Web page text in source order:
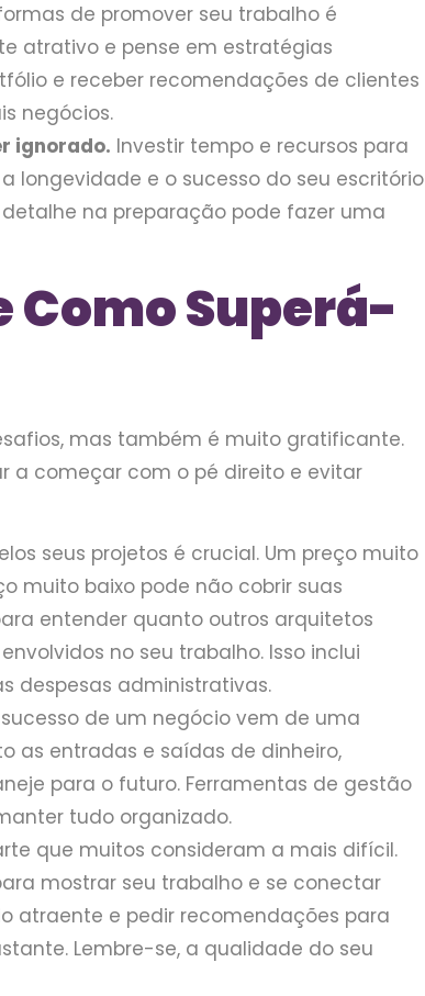
de promover seu trabalho é
atrativo e pense em estratégias
e receber recomendações de clientes
negócios.
ignorado. Investir tempo e recursos para
longevidade e o sucesso do seu escritório
na preparação pode fazer uma
Como Superá-
mas também é muito gratificante.
a começar com o pé direito e evitar
seus projetos é crucial. Um preço muito
muito baixo pode não cobrir suas
entender quanto outros arquitetos
no seu trabalho. Isso inclui
despesas administrativas.
de um negócio vem de uma
as entradas e saídas de dinheiro,
para o futuro. Ferramentas de gestão
tudo organizado.
que muitos consideram a mais difícil.
mostrar seu trabalho e se conectar
atraente e pedir recomendações para
Lembre-se, a qualidade do seu